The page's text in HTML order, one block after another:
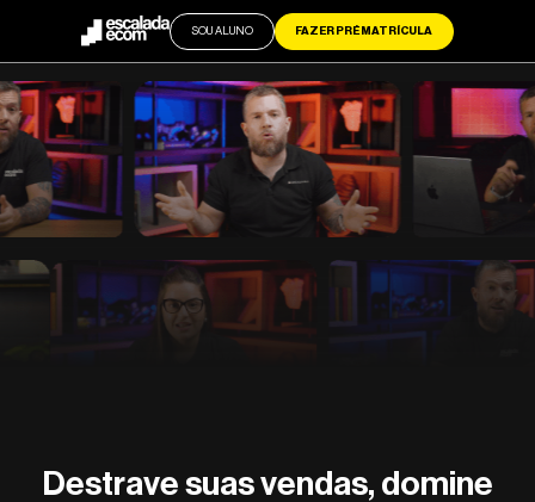
SOU ALUNO FAZER PRÉ MATRÍCULA
Destrave suas vendas, domine